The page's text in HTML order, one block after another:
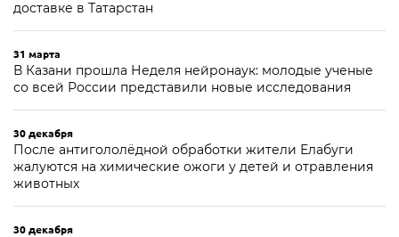
доставке в Татарстан
31 марта
В Казани прошла Неделя нейронаук: молодые ученые
со всей России представили новые исследования
30 декабря
После антигололёдной обработки жители Елабуги
жалуются на химические ожоги у детей и отравления
животных
30 декабря